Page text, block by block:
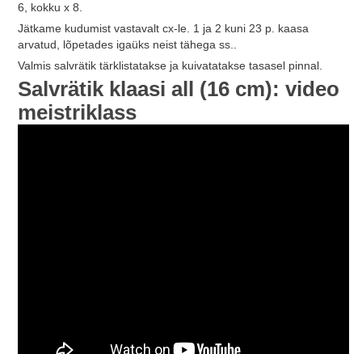
6, kokku x 8.
Jätkame kudumist vastavalt cx-le. 1 ja 2 kuni 23 p. kaasa
arvatud, lõpetades igaüks neist tähega ss..
Valmis salvrätik tärklistatakse ja kuivatatakse tasasel pinnal.
Salvrätik klaasi all (16 cm): video
meistriklass